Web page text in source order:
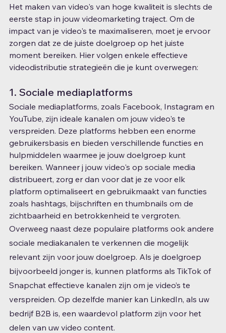
Het maken van video's van hoge kwaliteit is slechts de
eerste stap in jouw videomarketing traject. Om de
impact van je video's te maximaliseren, moet je ervoor
zorgen dat ze de juiste doelgroep op het juiste
moment bereiken. Hier volgen enkele effectieve
videodistributie strategieën die je kunt overwegen:
1. Sociale mediaplatforms
Sociale mediaplatforms, zoals Facebook, Instagram en
YouTube, zijn ideale kanalen om jouw video's te
verspreiden. Deze platforms hebben een enorme
gebruikersbasis en bieden verschillende functies en
hulpmiddelen waarmee je jouw doelgroep kunt
bereiken. Wanneer j jouw video's op sociale media
distribueert, zorg er dan voor dat je ze voor elk
platform optimaliseert en gebruikmaakt van functies
zoals hashtags, bijschriften en thumbnails om de
zichtbaarheid en betrokkenheid te vergroten.
Overweeg naast deze populaire platforms ook andere
sociale mediakanalen te verkennen die mogelijk
relevant zijn voor jouw doelgroep. Als je doelgroep
bijvoorbeeld jonger is, kunnen platforms als TikTok of
Snapchat effectieve kanalen zijn om je video’s te
verspreiden. Op dezelfde manier kan LinkedIn, als uw
bedrijf B2B is, een waardevol platform zijn voor het
delen van uw video content.